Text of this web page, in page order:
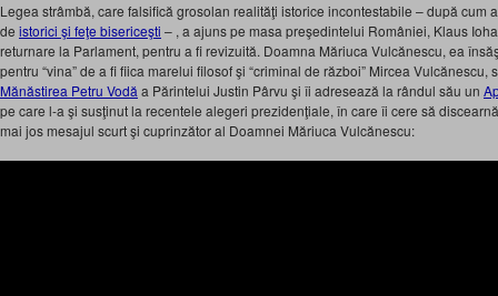
Legea strâmbă, care falsifică grosolan realităţi istorice incontestabile – după cum
de istorici şi feţe bisericeşti – , a ajuns pe masa preşedintelui României, Klaus
returnare la Parlament, pentru a fi revizuită. Doamna Măriuca Vulcănescu, ea
pentru “vina” de a fi fiica marelui filosof şi “criminal de război” Mircea Vulcănescu,
Mănăstirea Petru Vodă a Părintelui Justin Pârvu şi îi adresează la rândul său un
pe care l-a şi susţinut la recentele alegeri prezidenţiale, în care îi cere să
mai jos mesajul scurt şi cuprinzător al Doamnei Măriuca Vulcănescu: